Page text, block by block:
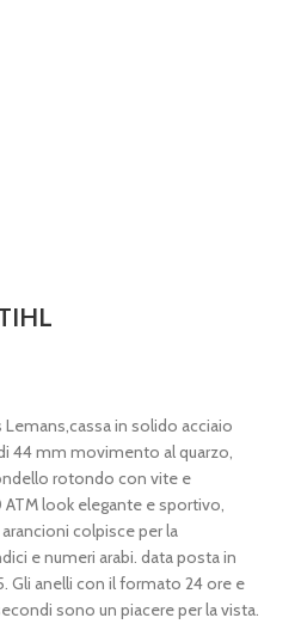
Lemans,cassa in solido acciaio
44 mm movimento al quarzo,
rotondo con vite e
ATM look elegante e sportivo,
colpisce per la
e numeri arabi. data posta in
Gli anelli con il formato 24 ore e
sono un piacere per la vista.